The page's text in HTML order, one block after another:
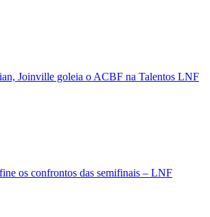
Joinville goleia o ACBF na Talentos LNF
os confrontos das semifinais – LNF